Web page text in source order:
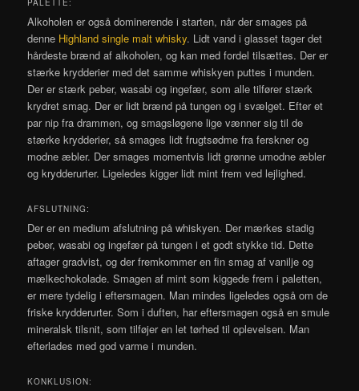
Alkoholen er også dominerende i starten, når der smages på
denne Highland single malt whisky. Lidt vand i glasset tager det
hårdeste brænd af alkoholen, og kan med fordel tilsættes. Der er
stærke krydderier med det samme whiskyen puttes i munden.
Der er stærk peber, wasabi og ingefær, som alle tilfører stærk
krydret smag. Der er lidt brænd på tungen og i svælget. Efter et
par nip fra drammen, og smagsløgene lige vænner sig til de
stærke krydderier, så smages lidt frugtsødme fra ferskner og
modne æbler. Der smages momentvis lidt grønne umodne æbler
og krydderurter. Ligeledes kigger lidt mint frem ved lejlighed.
AFSLUTNING:
Der er en medium afslutning på whiskyen. Der mærkes stadig
peber, wasabi og ingefær på tungen i et godt stykke tid. Dette
aftager gradvist, og der fremkommer en fin smag af vanilje og
mælkechokolade. Smagen af mint som kiggede frem i paletten,
er mere tydelig i eftersmagen. Man mindes ligeledes også om de
friske krydderurter. Som i duften, har eftersmagen også en smule
mineralsk tilsnit, som tilføjer en let tørhed til oplevelsen. Man
efterlades med god varme i munden.
KONKLUSION: